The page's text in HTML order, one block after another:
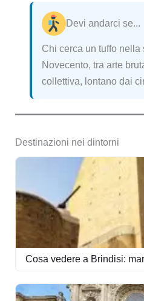
Devi andarci se...
Chi cerca un tuffo nella
Novecento, tra arte
collettiva, lontano dai
Destinazioni nei dintorni
Cosa vedere a Brindisi: